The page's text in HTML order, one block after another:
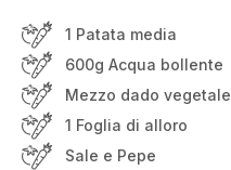
1 Patata media
600g Acqua bollente
Mezzo dado vegetale
1 Foglia di alloro
Sale e Pepe